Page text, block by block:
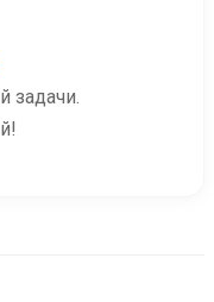
задачи.